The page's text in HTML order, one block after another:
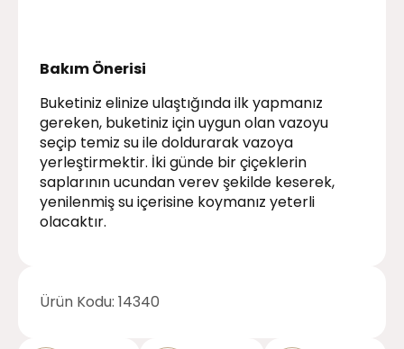
Bakım Önerisi
Buketiniz elinize ulaştığında ilk yapmanız
gereken, buketiniz için uygun olan vazoyu
seçip temiz su ile doldurarak vazoya
yerleştirmektir. İki günde bir çiçeklerin
saplarının ucundan verev şekilde keserek,
yenilenmiş su içerisine koymanız yeterli
olacaktır.
Ürün Kodu: 14340